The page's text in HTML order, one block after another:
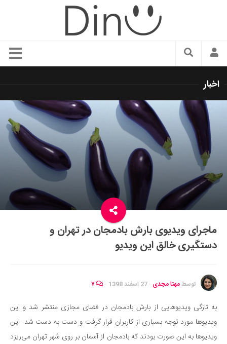
سبک زندگی
زیبایی و آرایش
شیک پوشی
دکوراسیون و چیدمان
غذا
رستوران گردی
آشپزی
سفر و گردشگری
ایران گردی
جهان گردی
موفقیت و مهارت‌های فردی
سلامت
تغذیه سالم
بهداشت
اخبار
ماجرای ویدیوی بارش بادمجان در تهران و
دستگیری خالق این ویدیو
توسطمهتا مجدی · 27 اسفند 1398 ·
به تازگی ویدیوهایی از بارش بادمجان در فضای مجازی منتشر شد و این
ویدیوها مورد توجه بسیاری از کاربران قرار گرفت و دست به دست شد. این
ویدیوها به این صورت بودند که بادمجان از آسمان بر روی شهر تهران می‌ریزد